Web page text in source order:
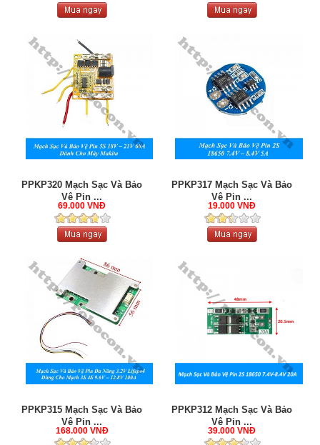
PPKP320 Mạch Sạc Và Bảo
Vệ Pin ...
69.000 VNĐ
PPKP317 Mạch Sạc Và Bảo
Vệ Pin ...
19.000 VNĐ
PPKP315 Mạch Sạc Và Bảo
Vệ Pin ...
168.000 VNĐ
PPKP312 Mạch Sạc Và Bảo
Vệ Pin ...
39.000 VNĐ